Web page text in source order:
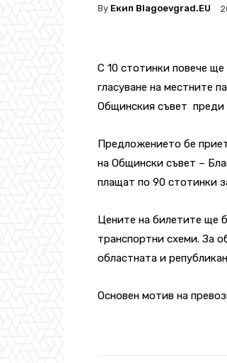
By Екип Blagoevgrad.EU
С 10 стотинки повече
гласуване на местните
Общинския съвет преди
Предложението бе
на Общински съвет –
плащат по 90 стотинки
Цените на билетите ще
транспортни схеми. За
областната и
Основен мотив на